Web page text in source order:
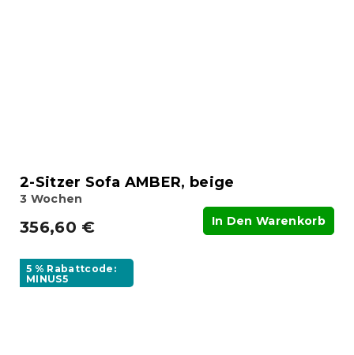
2-Sitzer Sofa AMBER, beige
3 Wochen
356,60 € In Den Warenkorb
5 % Rabattcode:
MINUS5